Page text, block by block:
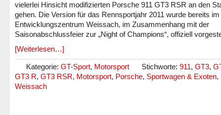
vielerlei Hinsicht modifizierten Porsche 911 GT3 RSR an den
gehen. Die Version für das Rennsportjahr 2011 wurde bereits im
Entwicklungszentrum Weissach, im Zusammenhang mit der
Saisonabschlussfeier zur „Night of Champions“, offiziell
[Weiterlesen…]
Kategorie: GT-Sport, Motorsport Stichworte: 911, GT3,
GT3 R, GT3 RSR, Motorsport, Porsche, Sportwagen & Exoten,
Weissach